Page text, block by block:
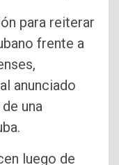
para reiterar
frente a
anunciado
una
luego de